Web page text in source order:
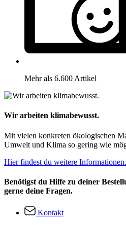
Mehr als 6.600 Artikel
Wir arbeiten klimabewusst.
Mit vielen konkreten ökologischen
Umwelt und Klima so gering wie
Hier findest du weitere Informationen.
Benötigst du Hilfe zu deiner
gerne deine Fragen.
Kontakt